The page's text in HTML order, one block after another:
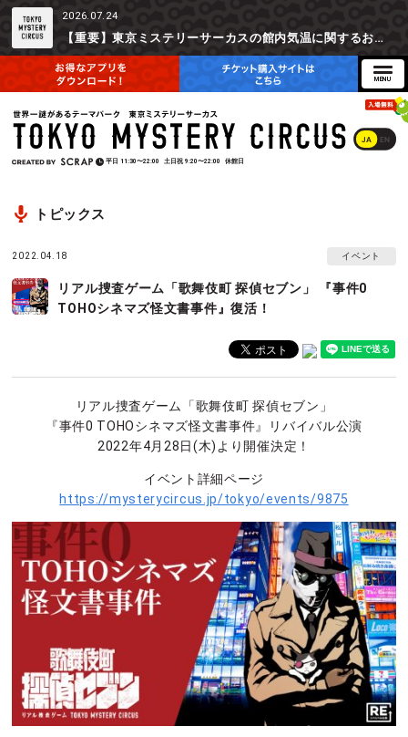
2026.07.24
【重要】東京ミステリーサーカスの館内気温に関するお詫びとご参加辞退時の返金対応について
JA EN
平日 11:30〜22:00 土日祝 9:20〜22:00 休館日
トピックス
2022.04.18 イベント
リアル捜査ゲーム「歌舞伎町 探偵セブン」 『事件0
TOHOシネマズ怪文書事件』復活！
リアル捜査ゲーム「歌舞伎町 探偵セブン」
『事件0 TOHOシネマズ怪文書事件』リバイバル公演
2022年4月28日(木)より開催決定！
イベント詳細ページ
https://mysterycircus.jp/tokyo/events/9875